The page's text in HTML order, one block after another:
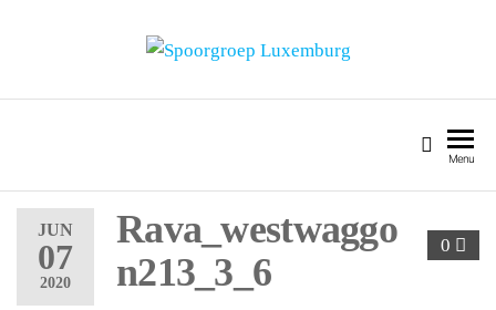
Menu
JUN
07
2020
0
Rava_westwaggo
n213_3_6